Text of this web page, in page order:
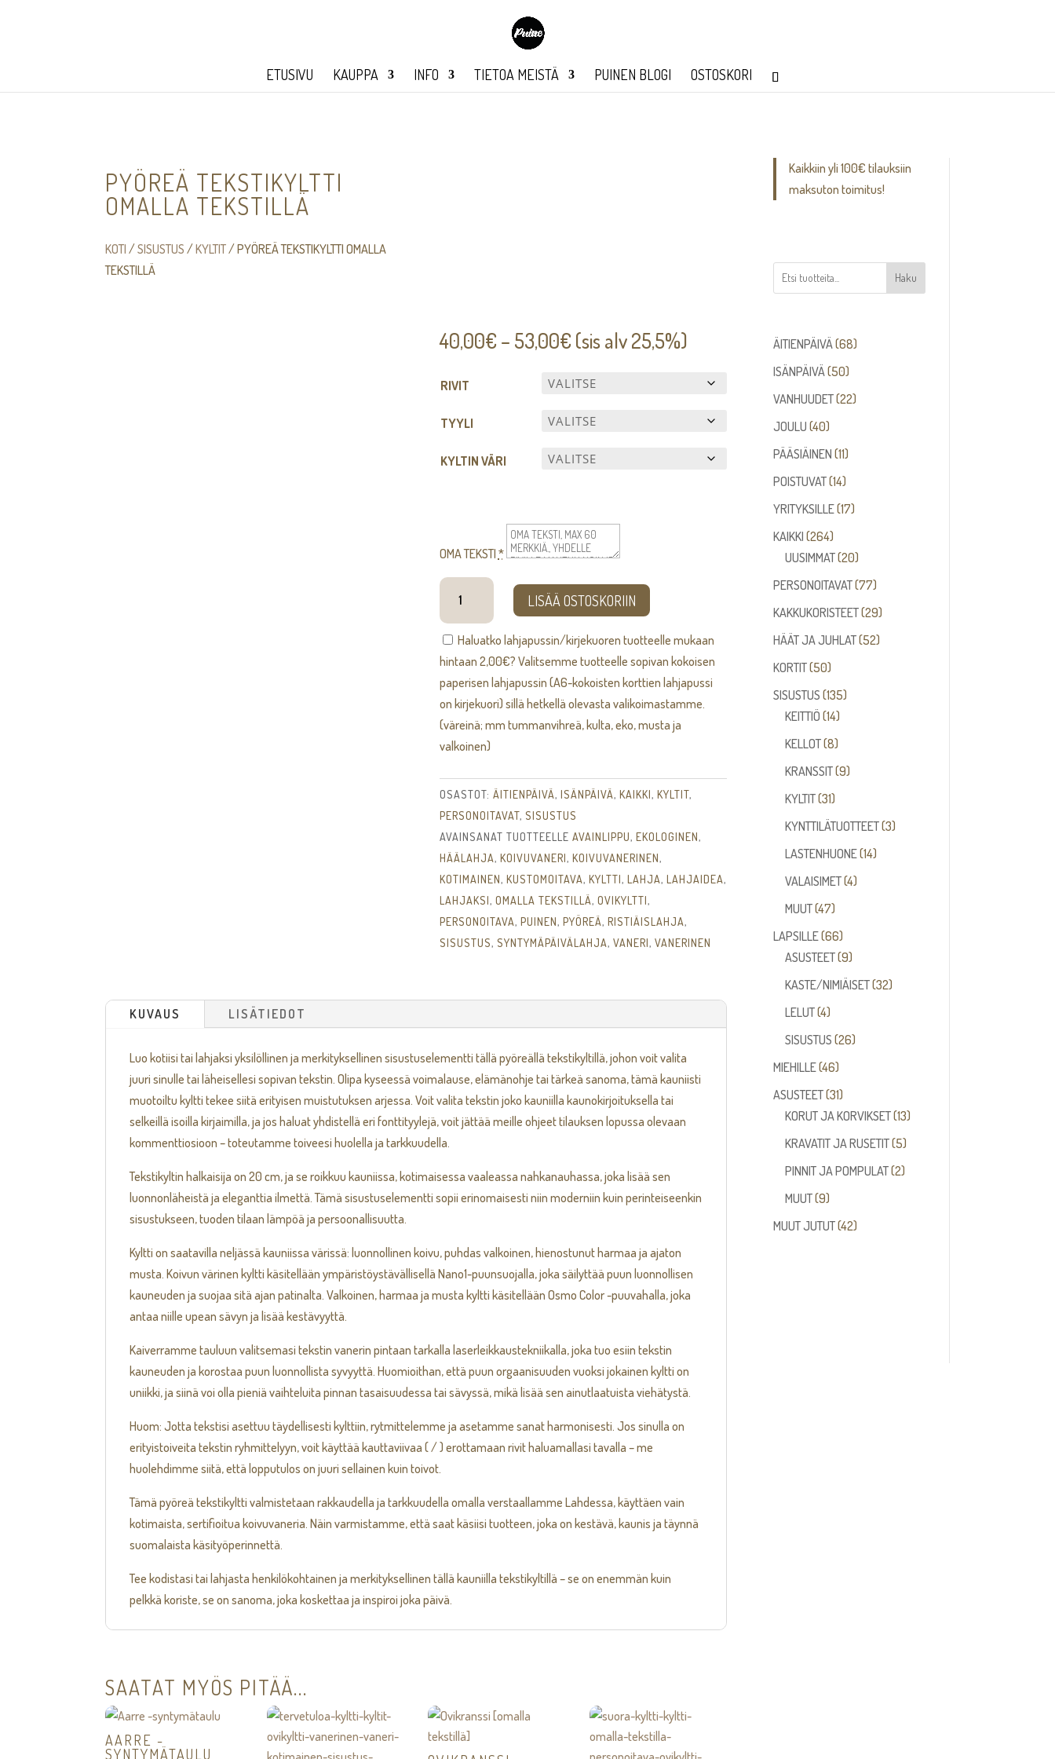
ETUSIVU KAUPPA INFO TIETOA MEISTÄ PUINEN BLOGI OSTOSKORI
PYÖREÄ TEKSTIKYLTTI
OMALLA TEKSTILLÄ
KOTI /SISUSTUS /KYLTIT/ PYÖREÄ TEKSTIKYLTTI OMALLA
TEKSTILLÄ
40,00€ – 53,00€Hintaluokka:
-
(sis alv 25,5%)
RIVIT
TYYLI
KYLTIN VÄRI
OMA TEKSTI *
Pyöreä
tekstikyltti
LISÄÄ OSTOSKORIIN
Haluatko lahjapussin/kirjekuoren tuotteelle mukaan
hintaan 2,00€? Valitsemme tuotteelle sopivan kokoisen
paperisen lahjapussin (A6-kokoisten korttien lahjapussi
on kirjekuori) sillä hetkellä olevasta valikoimastamme.
(väreinä; mm tummanvihreä, kulta, eko, musta ja
valkoinen)
OSASTOT: ÄITIENPÄIVÄ, ISÄNPÄIVÄ, KAIKKI, KYLTIT,
PERSONOITAVAT, SISUSTUS
AVAINSANAT TUOTTEELLE AVAINLIPPU, EKOLOGINEN,
HÄÄLAHJA, KOIVUVANERI, KOIVUVANERINEN,
KOTIMAINEN, KUSTOMOITAVA, KYLTTI, LAHJA, LAHJAIDEA,
LAHJAKSI, OMALLA TEKSTILLÄ, OVIKYLTTI,
PERSONOITAVA, PUINEN, PYÖREÄ, RISTIÄISLAHJA,
SISUSTUS, SYNTYMÄPÄIVÄLAHJA, VANERI, VANERINEN
KUVAUS LISÄTIEDOT
Luo kotiisi tai lahjaksi yksilöllinen ja merkityksellinen sisustuselementti tällä pyöreällä tekstikyltillä, johon voit valita
juuri sinulle tai läheisellesi sopivan tekstin. Olipa kyseessä voimalause, elämänohje tai tärkeä sanoma, tämä kauniisti
muotoiltu kyltti tekee siitä erityisen muistutuksen arjessa. Voit valita tekstin joko kauniilla kaunokirjoituksella tai
selkeillä isoilla kirjaimilla, ja jos haluat yhdistellä eri fonttityylejä, voit jättää meille ohjeet tilauksen lopussa olevaan
kommenttiosioon – toteutamme toiveesi huolella ja tarkkuudella.
Tekstikyltin halkaisija on 20 cm, ja se roikkuu kauniissa, kotimaisessa vaaleassa nahkanauhassa, joka lisää sen
luonnonläheistä ja eleganttia ilmettä. Tämä sisustuselementti sopii erinomaisesti niin moderniin kuin perinteiseenkin
sisustukseen, tuoden tilaan lämpöä ja persoonallisuutta.
Kyltti on saatavilla neljässä kauniissa värissä: luonnollinen koivu, puhdas valkoinen, hienostunut harmaa ja ajaton
musta. Koivun värinen kyltti käsitellään ympäristöystävällisellä Nano1-puunsuojalla, joka säilyttää puun luonnollisen
kauneuden ja suojaa sitä ajan patinalta. Valkoinen, harmaa ja musta kyltti käsitellään Osmo Color -puuvahalla, joka
antaa niille upean sävyn ja lisää kestävyyttä.
Kaiverramme tauluun valitsemasi tekstin vanerin pintaan tarkalla laserleikkaustekniikalla, joka tuo esiin tekstin
kauneuden ja korostaa puun luonnollista syvyyttä. Huomioithan, että puun orgaanisuuden vuoksi jokainen kyltti on
uniikki, ja siinä voi olla pieniä vaihteluita pinnan tasaisuudessa tai sävyssä, mikä lisää sen ainutlaatuista viehätystä.
Huom: Jotta tekstisi asettuu täydellisesti kylttiin, rytmittelemme ja asetamme sanat harmonisesti. Jos sinulla on
erityistoiveita tekstin ryhmittelyyn, voit käyttää kauttaviivaa ( / ) erottamaan rivit haluamallasi tavalla – me
huolehdimme siitä, että lopputulos on juuri sellainen kuin toivot.
Tämä pyöreä tekstikyltti valmistetaan rakkaudella ja tarkkuudella omalla verstaallamme Lahdessa, käyttäen vain
kotimaista, sertifioitua koivuvaneria. Näin varmistamme, että saat käsiisi tuotteen, joka on kestävä, kaunis ja täynnä
suomalaista käsityöperinnettä.
Tee kodistasi tai lahjasta henkilökohtainen ja merkityksellinen tällä kauniilla tekstikyltillä – se on enemmän kuin
pelkkä koriste, se on sanoma, joka koskettaa ja inspiroi joka päivä.
SAATAT MYÖS PITÄÄ...
AARRE -
SYNTYMÄTAULU
Kaikkiin yli 100€ tilauksiin
maksuton toimitus!
Haku
ÄITIENPÄIVÄ 6868
ISÄNPÄIVÄ 5050
tuotetta
VANHUUDET 2222
JOULU 4040
tuotetta
PÄÄSIÄINEN 1111
tuotetta
POISTUVAT 1414
tuotetta
YRITYKSILLE 1717
KAIKKI 264264
tuotetta
UUSIMMAT 2020
tuotetta
PERSONOITAVAT 7777
tuotetta
KAKKUKORISTEET 2929
tuotetta
HÄÄT JA JUHLAT 5252
KORTIT 5050
tuotetta
SISUSTUS 135135
KEITTIÖ 1414
tuotetta
KELLOT 88
tuotetta
KRANSSIT 99
KYLTIT 3131
tuotetta
KYNTTILÄTUOTTEET 33
LASTENHUONE 1414
VALAISIMET 44
MUUT 4747
tuotetta
LAPSILLE 6666
tuotetta
ASUSTEET 99
tuotetta
KASTE/NIMIÄISET 3232
LELUT 44
tuotetta
SISUSTUS 2626
MIEHILLE 4646
tuotetta
ASUSTEET 3131
tuotetta
KORUT JA KORVIKSET 1313
KRAVATIT JA RUSETIT 55
tuotetta
PINNIT JA POMPULAT 22
MUUT 99
tuotetta
MUUT JUTUT 4242